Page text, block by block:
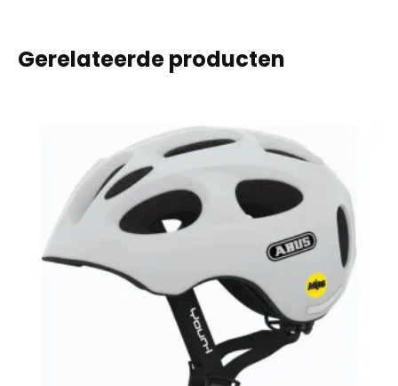
Gerelateerde producten